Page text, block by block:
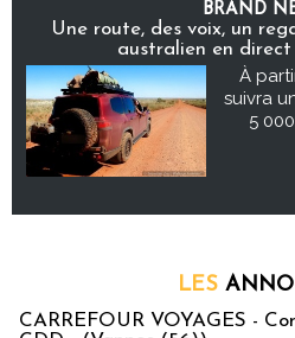
BRAND
Une route, des voix, un
australien en direct
À
suivra
5
LES
CARREFOUR VOYAGES -